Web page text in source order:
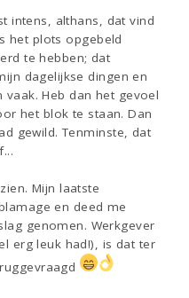
intens, althans, dat vind
het plots opgebeld
te hebben; dat
dagelijkse dingen en
Heb dan het gevoel
het blok te staan. Dan
gewild. Tenminste, dat
Mijn laatste
en deed me
genomen. Werkgever
erg leuk had!), is dat ter